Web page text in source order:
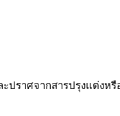
ปราศจากสารปรุงแต่ง